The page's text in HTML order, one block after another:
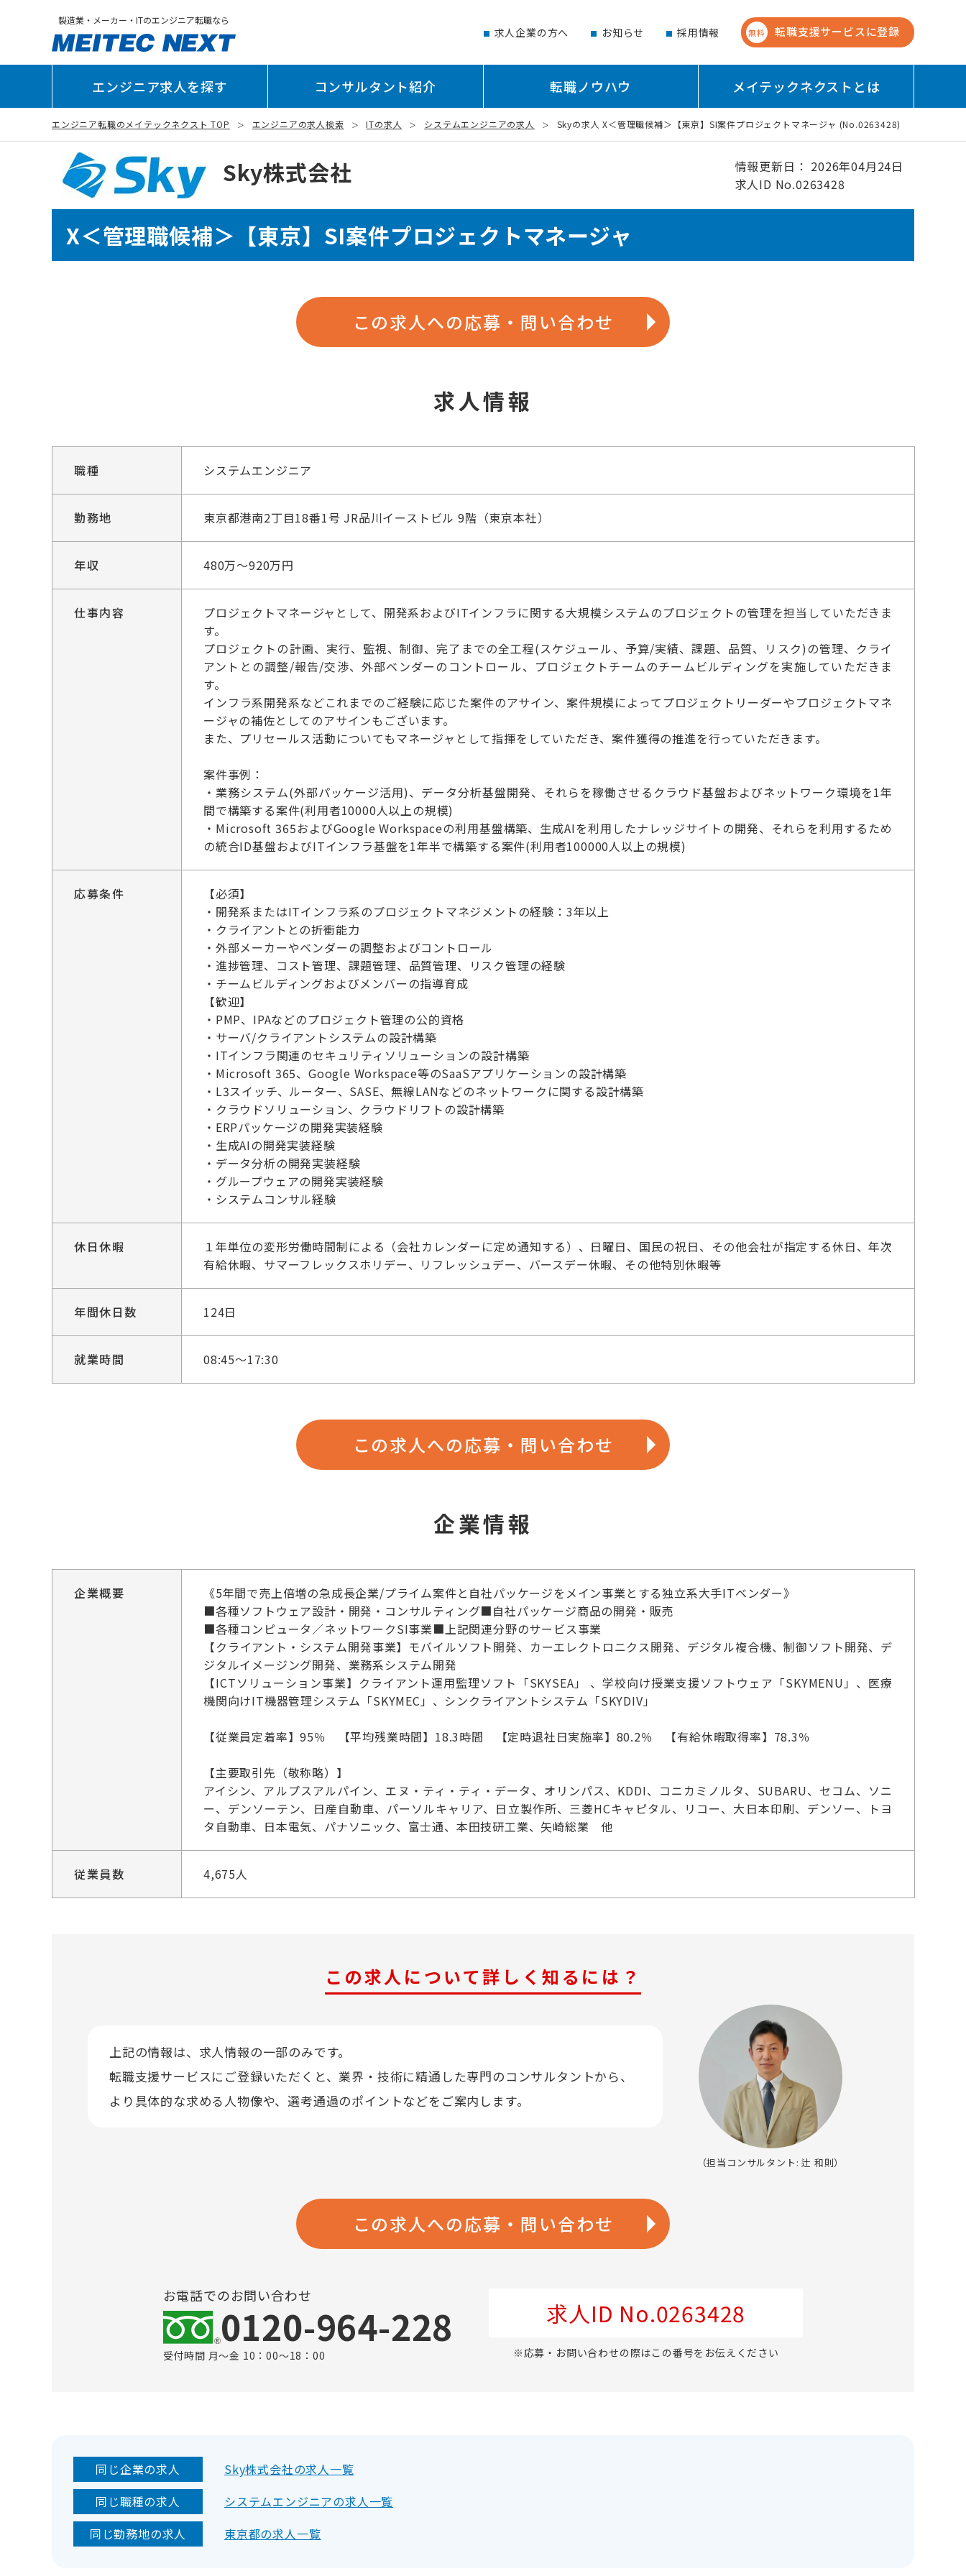
製造業・メーカー・ITのエンジニア転職なら
求人企業の方へ お知らせ 採用情報 無料 転職支援サービスに登録
エンジニア求人を探す コンサルタント紹介 転職ノウハウ メイテックネクストとは
エンジニア転職のメイテックネクスト TOP エンジニアの求人検索 ITの求人 システムエンジニアの求人 Skyの求人 X＜管理職候補＞【東京】SI案件プロジェクトマネージャ (No.0263428)
Sky株式会社
情報更新日： 2026年04月24日
求人ID No.0263428
X＜管理職候補＞【東京】SI案件プロジェクトマネージャ
この求人への応募・問い合わせ
求人情報
職種 システムエンジニア
勤務地 東京都港南2丁目18番1号 JR品川イーストビル 9階（東京本社）
年収 480万～920万円
仕事内容
プロジェクトマネージャとして、開発系およびITインフラに関する大規模システムのプロジェクトの管理を担当していただきま
す。
プロジェクトの計画、実行、監視、制御、完了までの全工程(スケジュール、予算/実績、課題、品質、リスク)の管理、クライ
アントとの調整/報告/交渉、外部ベンダーのコントロール、プロジェクトチームのチームビルディングを実施していただきま
す。
インフラ系開発系などこれまでのご経験に応じた案件のアサイン、案件規模によってプロジェクトリーダーやプロジェクトマネ
ージャの補佐としてのアサインもございます。
また、プリセールス活動についてもマネージャとして指揮をしていただき、案件獲得の推進を行っていただきます。
案件事例：
・業務システム(外部パッケージ活用)、データ分析基盤開発、それらを稼働させるクラウド基盤およびネットワーク環境を1年
間で構築する案件(利用者10000人以上の規模)
・Microsoft 365およびGoogle Workspaceの利用基盤構築、生成AIを利用したナレッジサイトの開発、それらを利用するため
の統合ID基盤およびITインフラ基盤を1年半で構築する案件(利用者100000人以上の規模)
応募条件
【必須】
・開発系またはITインフラ系のプロジェクトマネジメントの経験：3年以上
・クライアントとの折衝能力
・外部メーカーやベンダーの調整およびコントロール
・進捗管理、コスト管理、課題管理、品質管理、リスク管理の経験
・チームビルディングおよびメンバーの指導育成
【歓迎】
・PMP、IPAなどのプロジェクト管理の公的資格
・サーバ/クライアントシステムの設計構築
・ITインフラ関連のセキュリティソリューションの設計構築
・Microsoft 365、Google Workspace等のSaaSアプリケーションの設計構築
・L3スイッチ、ルーター、SASE、無線LANなどのネットワークに関する設計構築
・クラウドソリューション、クラウドリフトの設計構築
・ERPパッケージの開発実装経験
・生成AIの開発実装経験
・データ分析の開発実装経験
・グループウェアの開発実装経験
・システムコンサル経験
休日休暇
１年単位の変形労働時間制による（会社カレンダーに定め通知する）、日曜日、国民の祝日、その他会社が指定する休日、年次
有給休暇、サマーフレックスホリデー、リフレッシュデー、バースデー休暇、その他特別休暇等
年間休日数 124日
就業時間 08:45～17:30
この求人への応募・問い合わせ
企業情報
企業概要
《5年間で売上倍増の急成長企業/プライム案件と自社パッケージをメイン事業とする独立系大手ITベンダー》
■各種ソフトウェア設計・開発・コンサルティング■自社パッケージ商品の開発・販売
■各種コンピュータ／ネットワークSI事業■上記関連分野のサービス事業
【クライアント・システム開発事業】モバイルソフト開発、カーエレクトロニクス開発、デジタル複合機、制御ソフト開発、デ
ジタルイメージング開発、業務系システム開発
【ICTソリューション事業】クライアント運用監理ソフト「SKYSEA」 、学校向け授業支援ソフトウェア「SKYMENU」、医療
機関向けIT機器管理システム「SKYMEC」、シンクライアントシステム「SKYDIV」
【従業員定着率】95％ 【平均残業時間】18.3時間 【定時退社日実施率】80.2％ 【有給休暇取得率】78.3％
【主要取引先（敬称略）】
アイシン、アルプスアルパイン、エヌ・ティ・ティ・データ、オリンパス、KDDI、コニカミノルタ、SUBARU、セコム、ソニ
ー、デンソーテン、日産自動車、パーソルキャリア、日立製作所、三菱HCキャピタル、リコー、大日本印刷、デンソー、トヨ
タ自動車、日本電気、パナソニック、富士通、本田技研工業、矢崎総業 他
従業員数 4,675人
この求人について詳しく知るには？
上記の情報は、求人情報の一部のみです。
転職支援サービスにご登録いただくと、業界・技術に精通した専門のコンサルタントから、
より具体的な求める人物像や、選考通過のポイントなどをご案内します。
（担当コンサルタント: 辻 和則）
この求人への応募・問い合わせ
お電話でのお問い合わせ
0120-964-228
受付時間 月～金 10：00～18：00
求人ID No.0263428
※応募・お問い合わせの際はこの番号をお伝えください
同じ企業の求人
Sky株式会社の求人一覧
同じ職種の求人
システムエンジニアの求人一覧
同じ勤務地の求人
東京都の求人一覧